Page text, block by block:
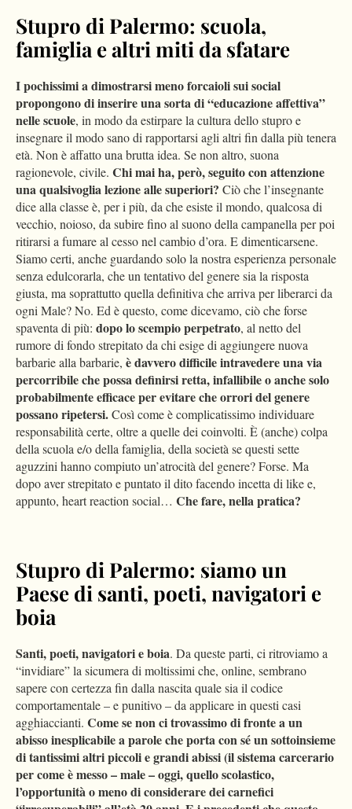
Stupro di Palermo: scuola,
famiglia e altri miti da sfatare
I pochissimi a dimostrarsi meno forcaioli sui social
propongono di inserire una sorta di “educazione affettiva”
nelle scuole, in modo da estirpare la cultura dello stupro e
insegnare il modo sano di rapportarsi agli altri fin dalla più tenera
età. Non è affatto una brutta idea. Se non altro, suona
ragionevole, civile. Chi mai ha, però, seguito con attenzione
una qualsivoglia lezione alle superiori? Ciò che l’insegnante
dice alla classe è, per i più, da che esiste il mondo, qualcosa di
vecchio, noioso, da subire fino al suono della campanella per poi
ritirarsi a fumare al cesso nel cambio d’ora. E dimenticarsene.
Siamo certi, anche guardando solo la nostra esperienza personale
senza edulcorarla, che un tentativo del genere sia la risposta
giusta, ma soprattutto quella definitiva che arriva per liberarci da
ogni Male? No. Ed è questo, come dicevamo, ciò che forse
spaventa di più: dopo lo scempio perpetrato, al netto del
rumore di fondo strepitato da chi esige di aggiungere nuova
barbarie alla barbarie, è davvero difficile intravedere una via
percorribile che possa definirsi retta, infallibile o anche solo
probabilmente efficace per evitare che orrori del genere
possano ripetersi.Così come è complicatissimo individuare
responsabilità certe, oltre a quelle dei coinvolti. È (anche) colpa
della scuola e/o della famiglia, della società se questi sette
aguzzini hanno compiuto un’atrocità del genere? Forse. Ma
dopo aver strepitato e puntato il dito facendo incetta di like e,
appunto, heart reaction social… Che fare, nella pratica?
Stupro di Palermo: siamo un
Paese di santi, poeti, navigatori e
boia
Santi, poeti, navigatori e boia. Da queste parti, ci ritroviamo a
“invidiare” la sicumera di moltissimi che, online, sembrano
sapere con certezza fin dalla nascita quale sia il codice
comportamentale – e punitivo – da applicare in questi casi
agghiaccianti. Come se non ci trovassimo di fronte a un
abisso inesplicabile a parole che porta con sé un sottoinsieme
di tantissimi altri piccoli e grandi abissi (il sistema carcerario
per come è messo – male – oggi, quello scolastico,
l’opportunità o meno di considerare dei carnefici